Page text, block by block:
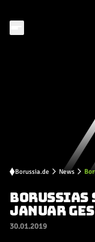
Borussia.de News
BORUSSIAS
JANUAR
30.01.2019